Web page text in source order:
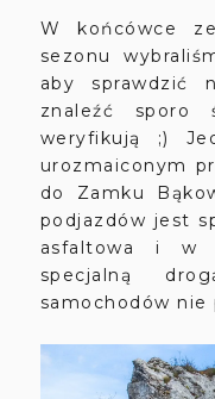
W końcówce
sezonu
aby sprawdzić
znaleźć sporo
weryfikują ;)
urozmaiconym
do Zamku
podjazdów jest
asfaltowa i w
specjalną
samochodów nie